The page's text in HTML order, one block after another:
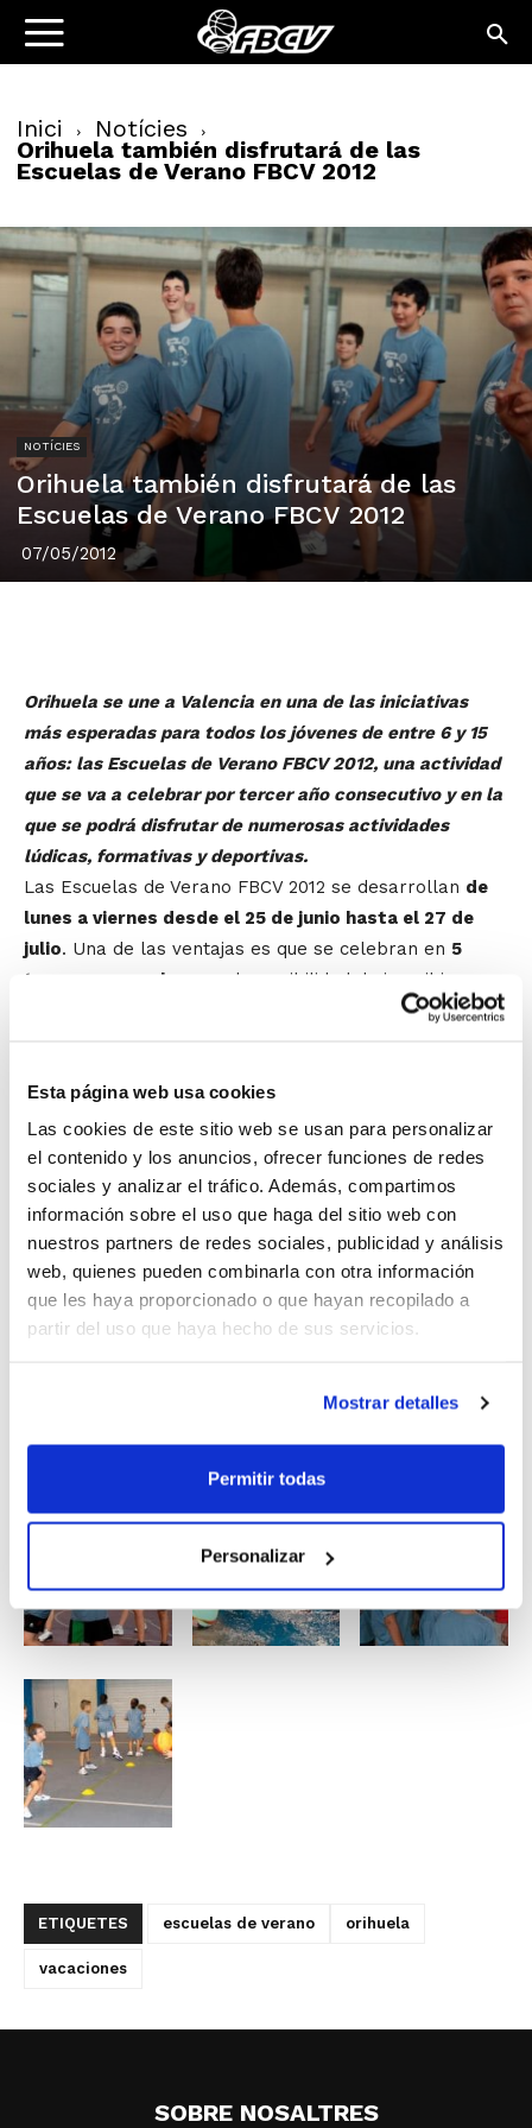
Esta página web usa cookies
Las cookies de este sitio web se usan para personalizar
el contenido y los anuncios, ofrecer funciones de redes
sociales y analizar el tráfico. Además, compartimos
información sobre el uso que haga del sitio web con
nuestros partners de redes sociales, publicidad y análisis
web, quienes pueden combinarla con otra información
que les haya proporcionado o que hayan recopilado a
partir del uso que haya hecho de sus servicios.
Mostrar detalles
Permitir todas
Personalizar
Inici Notícies
Orihuela también disfrutará de las
Escuelas de Verano FBCV 2012
NOTÍCIES
Orihuela también disfrutará de las
Escuelas de Verano FBCV 2012
07/05/2012
Orihuela se une a Valencia en una de las iniciativas
más esperadas para todos los jóvenes de entre 6 y 15
años: las Escuelas de Verano FBCV 2012, una actividad
que se va a celebrar por tercer año consecutivo y en la
que se podrá disfrutar de numerosas actividades
lúdicas, formativas y deportivas.
Las Escuelas de Verano FBCV 2012 se desarrollan de
lunes a viernes desde el 25 de junio hasta el 27 de
julio. Una de las ventajas es que se celebran en 5
turnos semanales
, con la posibilidad de inscribirse a
la semana que se prefiera, a varias de ellas, o incluso
Gracias a la colaboración del
Orihuela, el evento se va a poder celebrar también
este año en el Complejo Deportivo Palacio del Agua de
la localidad alicantina, un lugar que cuenta con todas
las instalaciones necesarias para poder disfrutar al
máximo de la actividad.
La otra Escuela de Verano FBCV 2012 será en el
verano totalmente diferentes junto a la FBCV.
ETIQUETES escuelas de verano orihuela
vacaciones
SOBRE NOSALTRES